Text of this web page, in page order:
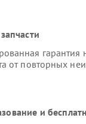
от повторных
и